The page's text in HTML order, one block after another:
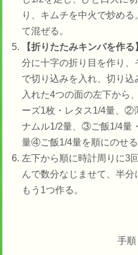
り、キムチを中火で炒め
て混ぜる。
【折りたたみキンパを作る
分に十字の折り目を作り、
で切り込みを入れ、切り
入れた4つの面の左下から
ーズ1枚・レタス1/4量、②
ナムル1/2量、③ご飯1/4量
量④ご飯1/4量を順にのせる
左下から順に時計周りに3
んで数分なじませて、半
もう1つ作る。
手順